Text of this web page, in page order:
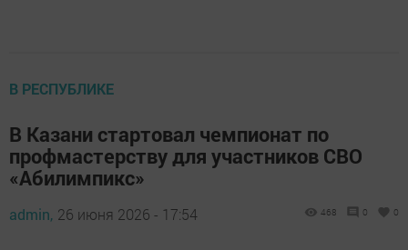
В РЕСПУБЛИКЕ
В Казани стартовал чемпионат по
профмастерству для участников СВО
«Абилимпикс»
admin, 26 июня 2026 - 17:54 468 0 0